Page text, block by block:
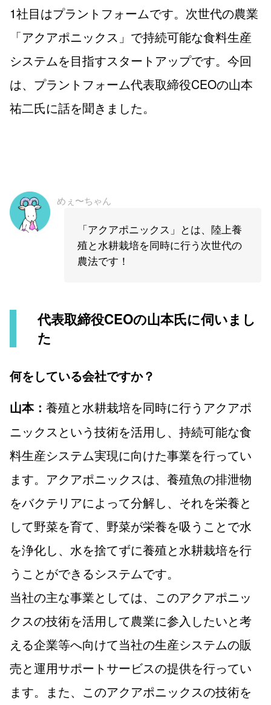
1社目はプラントフォームです。次世代の農業
「アクアポニックス」で持続可能な食料生産
システムを目指すスタートアップです。今回
は、プラントフォーム代表取締役CEOの山本
祐二氏に話を聞きました。
めぇ〜ちゃん
「アクアポニックス」とは、陸上養
殖と水耕栽培を同時に行う次世代の
農法です！
代表取締役CEOの山本氏に伺いまし
た
何をしている会社ですか？
山本： 養殖と水耕栽培を同時に行うアクアポ
ニックスという技術を活用し、持続可能な食
料生産システム実現に向けた事業を行ってい
ます。アクアポニックスは、養殖魚の排泄物
をバクテリアによって分解し、それを栄養と
して野菜を育て、野菜が栄養を吸うことで水
を浄化し、水を捨てずに養殖と水耕栽培を行
うことができるシステムです。
当社の主な事業としては、このアクアポニッ
クスの技術を活用して農業に参入したいと考
える企業等へ向けて当社の生産システムの販
売と運用サポートサービスの提供を行ってい
ます。また、このアクアポニックスの技術を